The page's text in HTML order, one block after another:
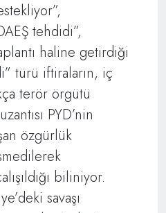
tehdidi”,
haline getirdiği
türü iftiraların, iç
terör örgütü
PYD’nin
özgürlük
biliniyor.
savaşı